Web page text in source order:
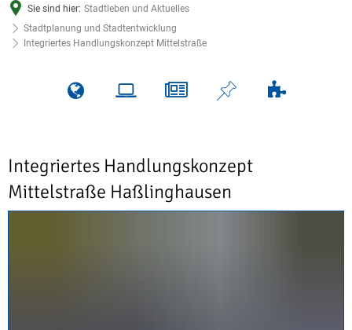
Sie sind hier: Stadtleben und Aktuelles
Stadtplanung und Stadtentwicklung
Integriertes Handlungskonzept Mittelstraße
Integriertes
Handlungskonzept
Mittelstraße
Integriertes Handlungskonzept
Mittelstraße Haßlinghausen